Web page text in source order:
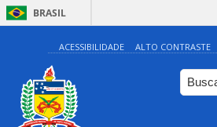
BRASIL
ACESSIBILIDADE ALTO CONTRASTE